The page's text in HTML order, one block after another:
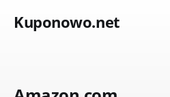
Kuponowo.net